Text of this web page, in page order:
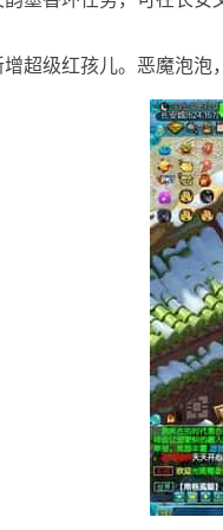
超级红孩儿。恶魔泡泡